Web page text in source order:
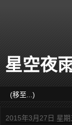
星空夜
2015年3月27日 星期